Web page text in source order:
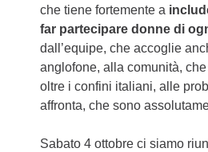
che tiene fortemente a
far partecipare donne di
dall’equipe, che accoglie
anglofone, alla comunità,
oltre i confini italiani, alle
affronta, che sono
Sabato 4 ottobre ci siamo